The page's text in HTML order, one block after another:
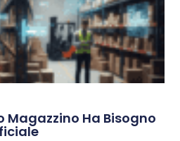
Magazzino Ha Bisogno